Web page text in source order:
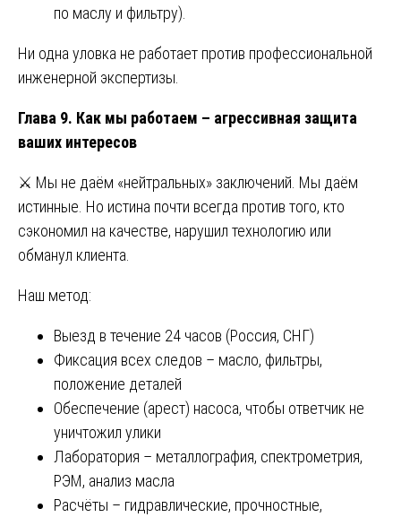
по маслу и фильтру).
Ни одна уловка не работает против профессиональной
инженерной экспертизы.
Глава 9. Как мы работаем – агрессивная защита
ваших интересов
⚔️ Мы не даём «нейтральных» заключений. Мы даём
истинные. Но истина почти всегда против того, кто
сэкономил на качестве, нарушил технологию или
обманул клиента.
Наш метод:
Выезд в течение 24 часов (Россия, СНГ)
Фиксация всех следов – масло, фильтры,
положение деталей
Обеспечение (арест) насоса, чтобы ответчик не
уничтожил улики
Лаборатория – металлография, спектрометрия,
РЭМ, анализ масла
Расчёты – гидравлические, прочностные,